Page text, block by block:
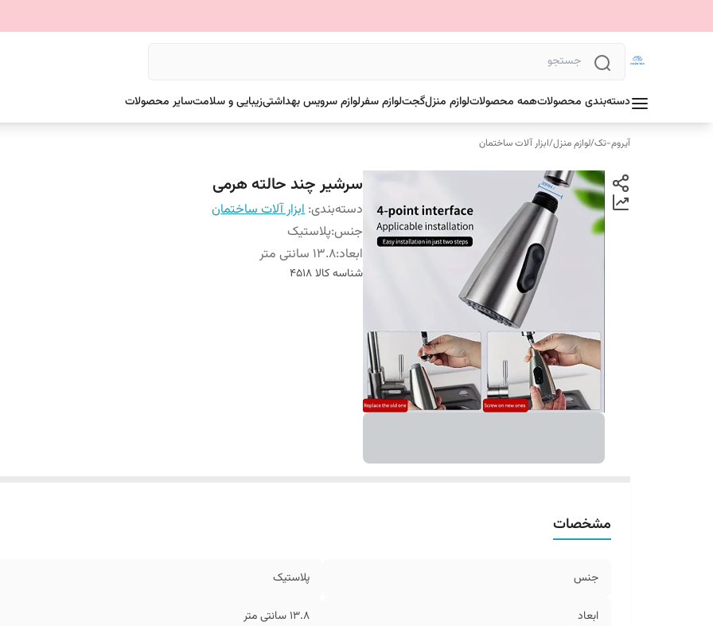
دسته‌بندی محصولاتهمه محصولاتلوازم منزلگجتلوازم سفرلوازم سرویس بهداشتیزیبایی و سلامتسایر محصولات
آیروم-تک/لوازم منزل/ابزار آلات ساختمان
سرشیر چند حالته هرمی
دسته‌بندی: ابزار آلات ساختمان
جنس:پلاستیک
ابعاد:13.8 سانتی متر
شناسه کالا4518
مشخصات
جنس پلاستیک
ابعاد 13.8 سانتی متر